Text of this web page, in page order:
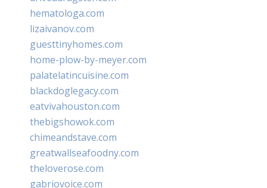
hematologa.com
lizaivanov.com
guesttinyhomes.com
home-plow-by-meyer.com
palatelatincuisine.com
blackdoglegacy.com
eatvivahouston.com
thebigshowok.com
chimeandstave.com
greatwallseafoodny.com
theloverose.com
gabriovoice.com